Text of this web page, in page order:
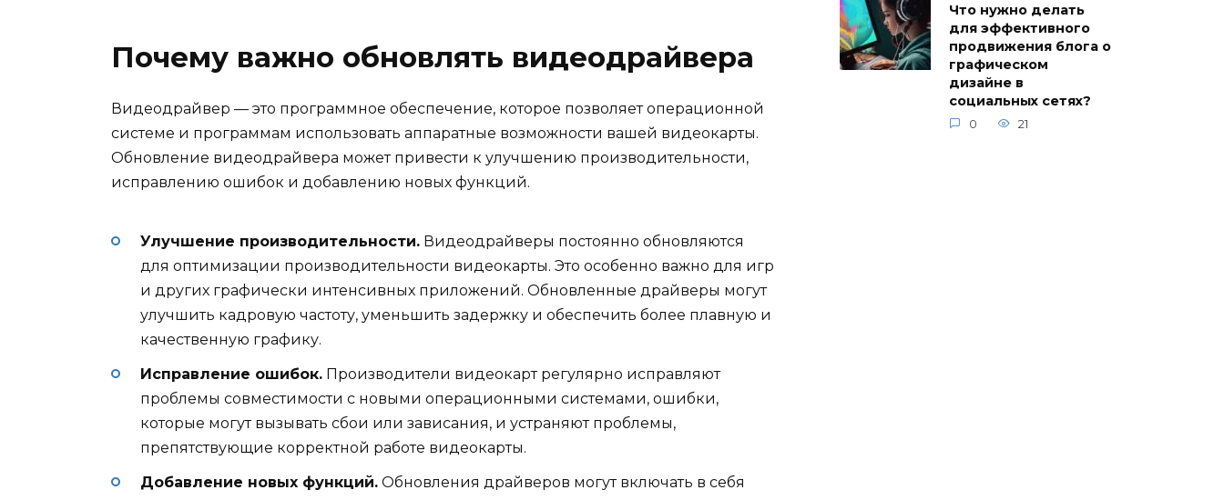
Почему важно обновлять видеодрайвера
Видеодрайвер — это программное обеспечение, которое позволяет операционной
системе и программам использовать аппаратные возможности вашей видеокарты.
Обновление видеодрайвера может привести к улучшению производительности,
исправлению ошибок и добавлению новых функций.
Улучшение производительности. Видеодрайверы постоянно обновляются
для оптимизации производительности видеокарты. Это особенно важно для игр
и других графически интенсивных приложений. Обновленные драйверы могут
улучшить кадровую частоту, уменьшить задержку и обеспечить более плавную и
качественную графику.
Исправление ошибок. Производители видеокарт регулярно исправляют
проблемы совместимости с новыми операционными системами, ошибки,
которые могут вызывать сбои или зависания, и устраняют проблемы,
препятствующие корректной работе видеокарты.
Добавление новых функций. Обновления драйверов могут включать в себя
Что нужно делать
для эффективного
продвижения блога о
графическом
дизайне в
социальных сетях?
0 21